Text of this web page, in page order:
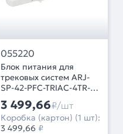
055220
Блок питания для
трековых систем ARJ-
SP-42-PFC-TRIAC-4TR-
WH (42W, 9-40V, 0.3-
1.05A) (Arlight, IP20
Пластик, 5 лет)
3 499,66₽/шт
Коробка (картон) (1 шт):
3 499,66 ₽